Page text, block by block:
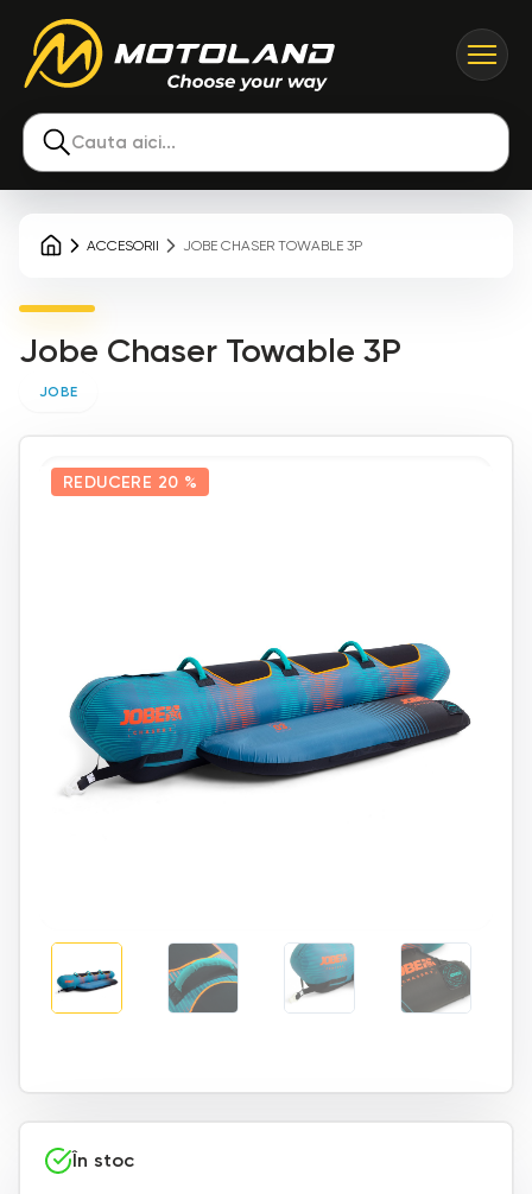
Cauta aici...
ACCESORII JOBE CHASER TOWABLE 3P
Jobe Chaser Towable 3P
JOBE
REDUCERE 20 %
În stoc